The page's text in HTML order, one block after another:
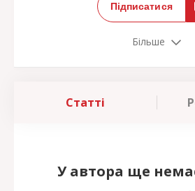
Підписатися
Більше
Статті
У автора ще